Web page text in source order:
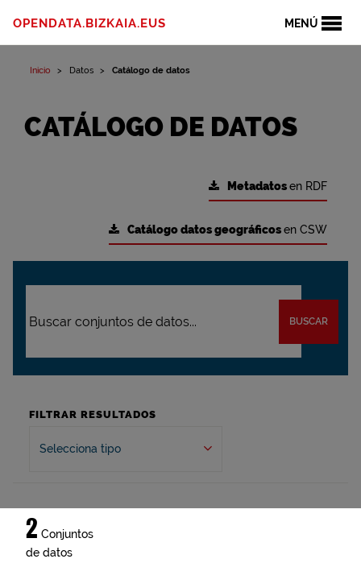
MENÚ
OPENDATA.BIZKAIA.EUS
Inicio Datos Catálogo de datos
CATÁLOGO DE DATOS
Metadatosen RDF
Catálogo datos geográficosen CSW
BUSCAR
FILTRAR RESULTADOS
Selecciona tipo
2 Conjuntos
de datos